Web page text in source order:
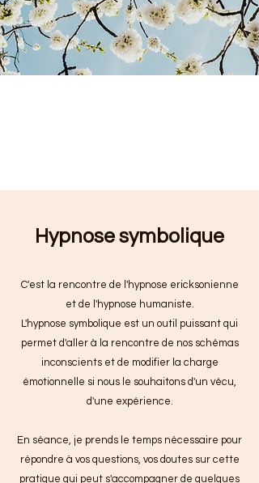
Hypnose symbolique
C'est la rencontre de l'hypnose ericksonienne
et de l'hypnose humaniste.
L'hypnose symbolique est un outil puissant qui
permet d'aller à la rencontre de nos schémas
inconscients et de modifier la charge
émotionnelle si nous le souhaitons d'un vécu,
d'une expérience.
En séance, je prends le temps nécessaire pour
répondre à vos questions, vos doutes sur cette
pratique qui peut s'accompagner de quelques